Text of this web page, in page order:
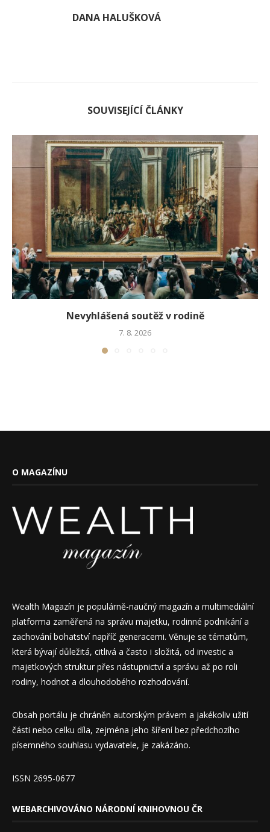
DANA HALUŠKOVÁ
SOUVISEJÍCÍ ČLÁNKY
Nevyhlášená soutěž v rodině
7. 8. 2026
O MAGAZÍNU
Wealth Magazín je populárně-naučný magazín a multimediální
platforma zaměřená na správu majetku, rodinné podnikání a
zachování bohatství napříč generacemi. Věnuje se tématům,
která bývají důležitá, citlivá a často i složitá, od investic a
majetkových struktur přes nástupnictví a správu až po roli
rodiny, hodnot a dlouhodobého rozhodování.
Obsah portálu je chráněn autorským právem a jakékoliv užití
části nebo celku díla, zejména jeho šíření bez předchozího
písemného souhlasu vydavatele, je zakázáno.
ISSN 2695-0677
WEBARCHIVOVÁNO NÁRODNÍ KNIHOVNOU ČR